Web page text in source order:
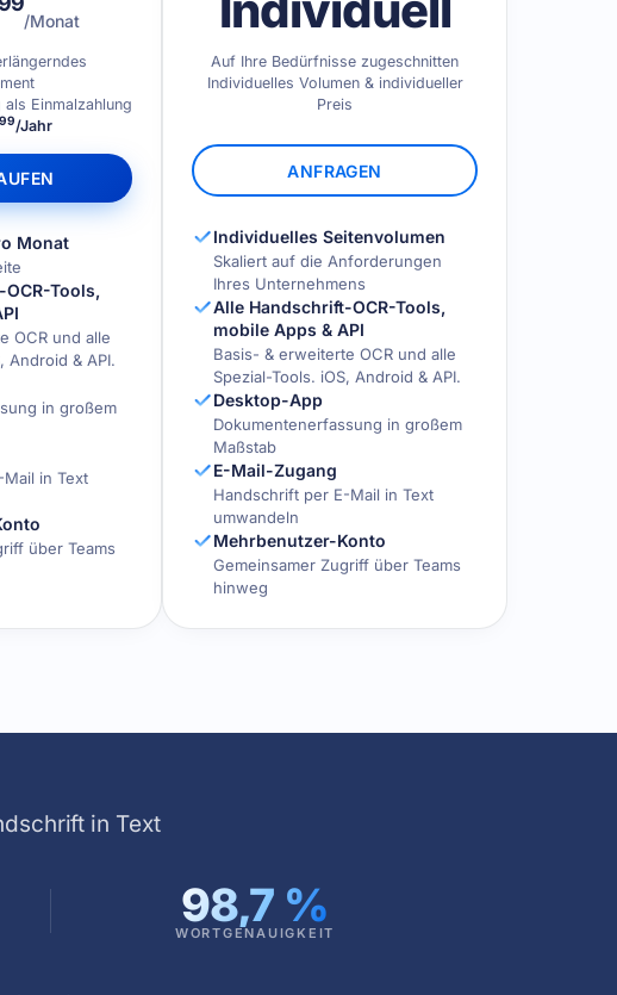
/Monat
Einmalzahlung
/Jahr
Monat
Tools,
OCR und alle
Android & API.
in großem
in Text
über Teams
Auf Ihre Bedürfnisse zugeschnitten
Individuelles Volumen & individueller
Preis
ANFRAGEN
Individuelles Seitenvolumen
Skaliert auf die Anforderungen
Ihres Unternehmens
Alle Handschrift-OCR-Tools,
mobile Apps & API
Basis- & erweiterte OCR und alle
Spezial-Tools. iOS, Android & API.
Desktop-App
Dokumentenerfassung in großem
Maßstab
E-Mail-Zugang
Handschrift per E-Mail in Text
umwandeln
Mehrbenutzer-Konto
Gemeinsamer Zugriff über Teams
hinweg
in Text
98,7 %
WORTGENAUIGKEIT